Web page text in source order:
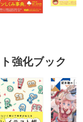
強化ブック